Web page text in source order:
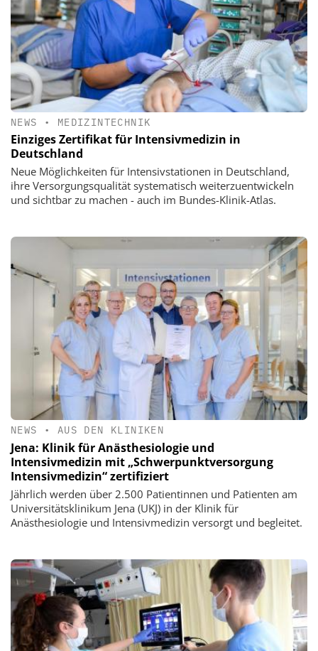
NEWS • MEDIZINTECHNIK
Einziges Zertifikat für Intensivmedizin in
Deutschland
Neue Möglichkeiten für Intensivstationen in Deutschland,
ihre Versorgungsqualität systematisch weiterzuentwickeln
und sichtbar zu machen - auch im Bundes-Klinik-Atlas.
NEWS • AUS DEN KLINIKEN
Jena: Klinik für Anästhesiologie und
Intensivmedizin mit „Schwerpunktversorgung
Intensivmedizin“ zertifiziert
Jährlich werden über 2.500 Patientinnen und Patienten am
Universitätsklinikum Jena (UKJ) in der Klinik für
Anästhesiologie und Intensivmedizin versorgt und begleitet.